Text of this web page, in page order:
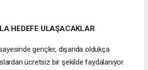
HEDEFE ULAŞACAKLAR
gençler, dışarıda oldukça
ücretsiz bir şekilde faydalanıyor.